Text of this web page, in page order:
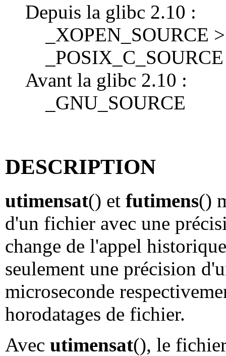
Depuis la glibc 2.10 :
_XOPEN_SOURCE
Avant la glibc 2.10 :
_GNU_SOURCE
DESCRIPTION
utimensat() et futimens()
d'un fichier avec une
change de l'appel
seulement une précision
microseconde
horodatages de fichier.
Avec utimensat(), le